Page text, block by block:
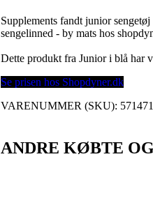
Supplements fandt junior
sengelinned - by mats hos
Dette produkt fra Junior i blå har
Se prisen hos Shopdyner.dk
VARENUMMER (SKU):
ANDRE KØBTE